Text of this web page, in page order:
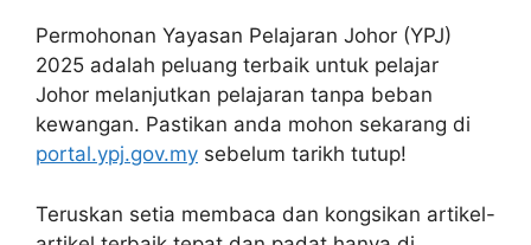
Permohonan Yayasan Pelajaran Johor (YPJ)
2025 adalah peluang terbaik untuk pelajar
Johor melanjutkan pelajaran tanpa beban
kewangan. Pastikan anda mohon sekarang di
portal.ypj.gov.my sebelum tarikh tutup!
Teruskan setia membaca dan kongsikan artikel-